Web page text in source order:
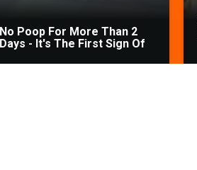
No Poop For More Than 2
Days - It's The First Sign Of